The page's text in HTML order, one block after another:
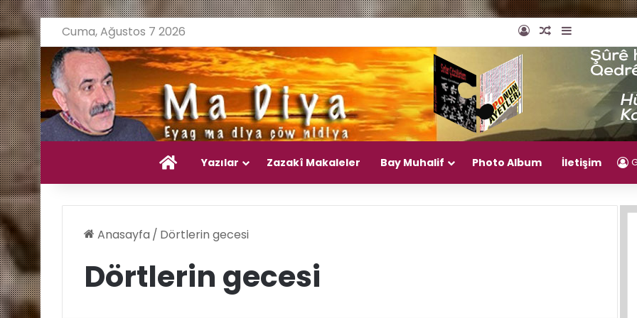
Cuma, Ağustos 7 2026 Giriş YapRastgele Makale
Kenar
Ana Sayfa
Yazılar Zazakî Makaleler Bay Muhalif Photo Album İletişim
Anasayfa / Dörtlerin gecesi
Dörtlerin gecesi